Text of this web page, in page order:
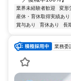
業界未経験者歓迎 変形
産休・育休取得実績あり
賞与あり
育休あり 長
業務委